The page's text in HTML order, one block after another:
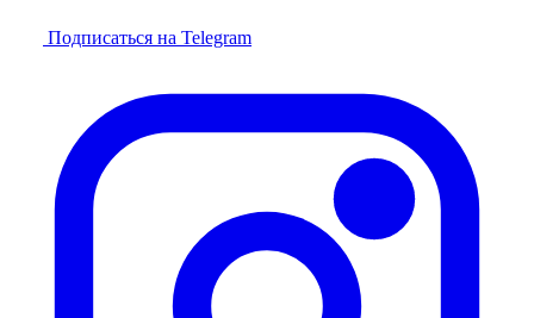
Подписаться на Telegram